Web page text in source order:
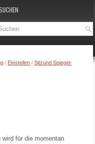
/ Einstellen /Sitzund Spiegel-
für die momentan